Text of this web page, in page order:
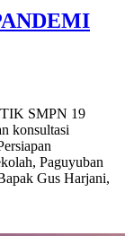
TIK SMPN 19
konsultasi
Paguyuban
Gus Harjani,